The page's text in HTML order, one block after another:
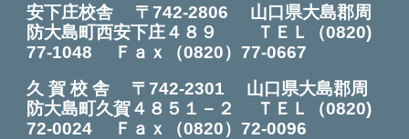
安下庄校舎 〒742-2806 山口県大島郡周
防大島町西安下庄４８９ ＴＥＬ
（0820)
77-1048 Ｆａｘ（0820）77-0667
久 賀 校 舎
〒742-2301
山口県大島郡周
防大島町久賀４８５１－２ ＴＥＬ（0820)
72-0024 Ｆ ａｘ（0820）72-0096